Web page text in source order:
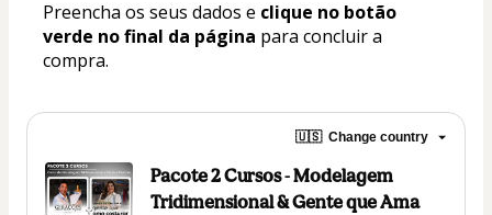
Preencha os seus dados e clique no botão
verde no final da página para concluir a
compra.
🇺🇸 Change country
Pacote 2 Cursos - Modelagem
Tridimensional & Gente que Ama